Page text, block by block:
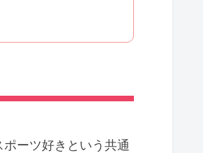
ーツ好きという共通